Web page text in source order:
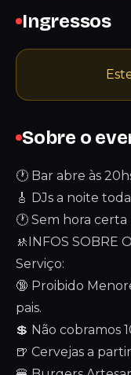
Sobre o
🕐 Bar abre às
🎸 DJs a noite toda
🕐 Sem hora
🚸INFOS SOBRE
Serviço:
🔞 Proibido
pais.
💲 Não cobramos
🍺 Cervejas a
Ingressos